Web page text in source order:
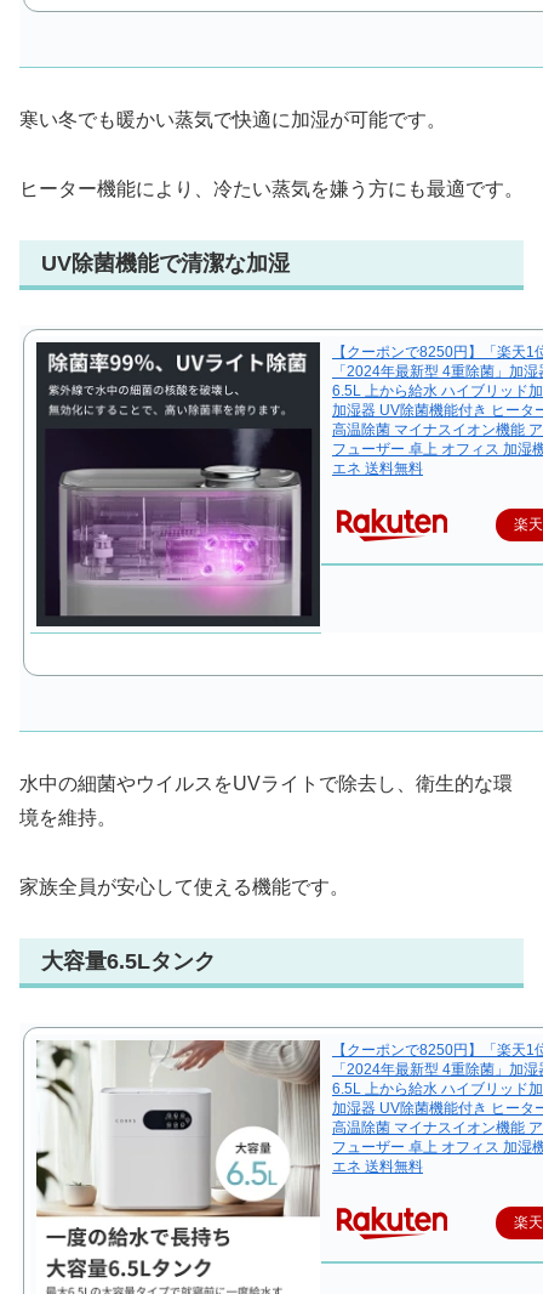
寒い冬でも暖かい蒸気で快適に加湿が可能です。
ヒーター機能により、冷たい蒸気を嫌う方にも最適です。
UV除菌機能で清潔な加湿
【クーポンで8250円】「楽天1
「2024年最新型 4重除菌」加
6.5L 上から給水 ハイブリッド
加湿器 UV除菌機能付き ヒータ
高温除菌 マイナスイオン機能
フューザー 卓上 オフィス 加湿
エネ 送料無料
楽
水中の細菌やウイルスをUVライトで除去し、衛生的な環
境を維持。
家族全員が安心して使える機能です。
大容量6.5Lタンク
【クーポンで8250円】「楽天1
「2024年最新型 4重除菌」加
6.5L 上から給水 ハイブリッド
加湿器 UV除菌機能付き ヒータ
高温除菌 マイナスイオン機能
フューザー 卓上 オフィス 加湿
エネ 送料無料
楽